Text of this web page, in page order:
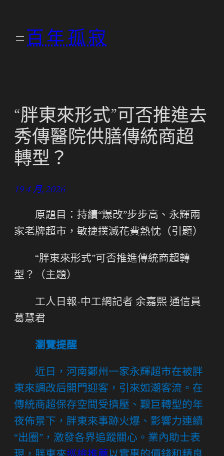
百年孤寂
“胖東來形式”可否推進去
秀傳醫院供膳傳統商超
轉型？
19 4 月, 2026
原題目：持續“爆改”步步高、永輝兩
家老牌超市，敏捷撲滅花費熱忱（引題）
“胖東來形式”可否推進傳統商超轉
型？（主題）
工人日報-中工網記者 余嘉熙 通信員
葛慧君
瀏覽提醒
近日，河南鄭州一家永輝超市在被胖
東來調改后開門迎客，引來如潮客流。在
傳統商超保存空間受擠壓、艱巨轉型的年
夜佈景下，胖東來事跡火爆、影響力連續
“出圈”，激發各界追蹤關心。業內助士表